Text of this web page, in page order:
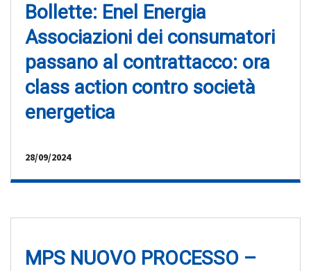
Bollette: Enel Energia
Associazioni dei consumatori
passano al contrattacco: ora
class action contro società
energetica
28/09/2024
MPS NUOVO PROCESSO –